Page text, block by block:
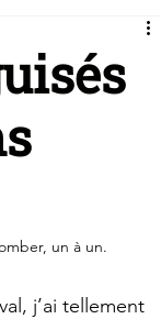
un à un.
j’ai tellement